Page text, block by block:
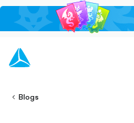
Blogs